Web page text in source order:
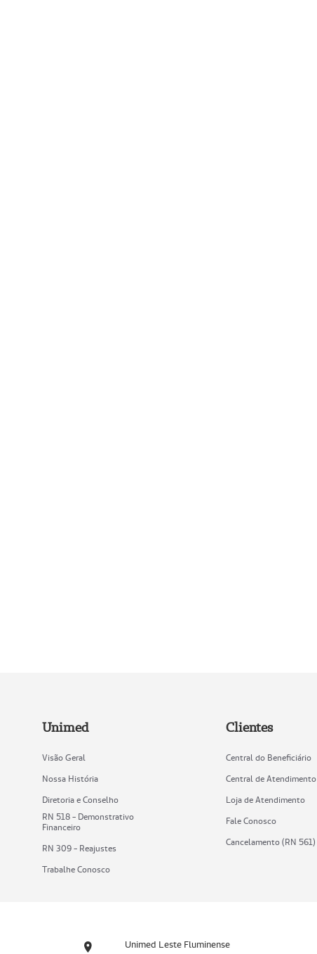
Unimed
Visão Geral
Nossa História
Diretoria e Conselho
RN 518 - Demonstrativo
Financeiro
RN 309 - Reajustes
Trabalhe Conosco
Clientes
Central do Beneficiário
Central de Atendimento
Loja de Atendimento
Fale Conosco
Cancelamento (RN 561)
Unimed Leste Fluminense